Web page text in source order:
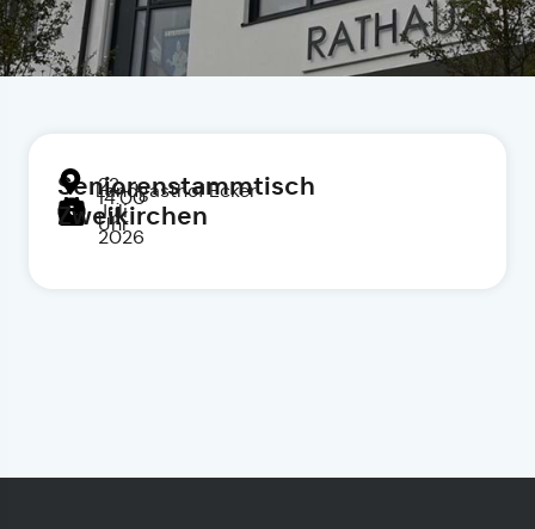
22.
Juli
2026
14:00
Uhr
Seniorenstammtisch
Zweikirchen
Landgasthof Ecker